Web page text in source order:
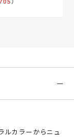
）
ルカラーからニュ